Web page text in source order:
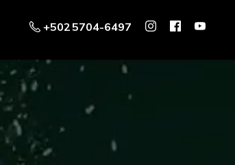
+502 5704-6497